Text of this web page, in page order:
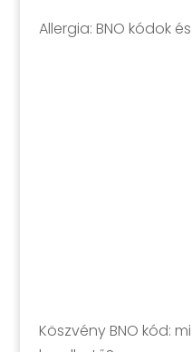
Allergia: BNO kódok
Köszvény BNO kód: